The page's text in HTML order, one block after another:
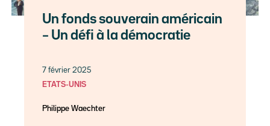
Un fonds souverain américain
– Un défi à la démocratie
7 février 2025
ETATS-UNIS
Philippe Waechter